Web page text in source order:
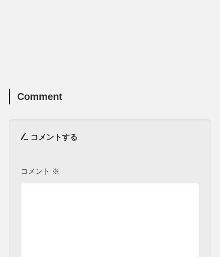
Comment
コメントする
コメント ※